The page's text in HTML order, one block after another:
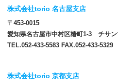
株式会社torio 名古屋支店
〒453-0015
愛知県名古屋市中村区椿町1-3 チサン
TEL.052-433-5583 FAX.052-433-5329
株式会社torio 京都支店